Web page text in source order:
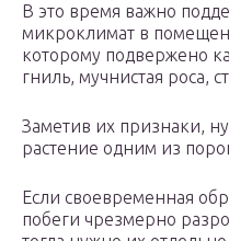
В это время важно
микроклимат в
которому подвержено
гниль, мучнистая роса,
Заметив их признаки,
растение одним из
Если своевременная
побеги чрезмерно